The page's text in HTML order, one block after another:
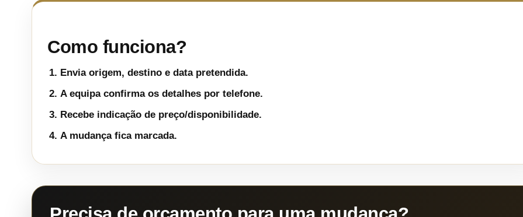
Como funciona?
Envia origem, destino e data pretendida.
A equipa confirma os detalhes por telefone.
Recebe indicação de preço/disponibilidade.
A mudança fica marcada.